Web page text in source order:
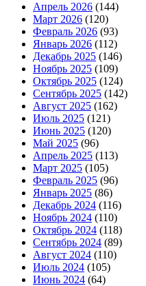
Апрель 2026 (144)
Март 2026 (120)
Февраль 2026 (93)
Январь 2026 (112)
Декабрь 2025 (146)
Ноябрь 2025 (109)
Октябрь 2025 (124)
Сентябрь 2025 (142)
Август 2025 (162)
Июль 2025 (121)
Июнь 2025 (120)
Май 2025 (96)
Апрель 2025 (113)
Март 2025 (105)
Февраль 2025 (96)
Январь 2025 (86)
Декабрь 2024 (116)
Ноябрь 2024 (110)
Октябрь 2024 (118)
Сентябрь 2024 (89)
Август 2024 (110)
Июль 2024 (105)
Июнь 2024 (64)